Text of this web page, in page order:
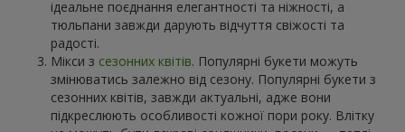
ідеальне поєднання елегантності та ніжності, а
тюльпани завжди дарують відчуття свіжості та
радості.
Мікси з сезонних квітів. Популярні букети можуть
змінюватись залежно від сезону. Популярні букети з
сезонних квітів, завжди актуальні, адже вони
підкреслюють особливості кожної пори року. Влітку